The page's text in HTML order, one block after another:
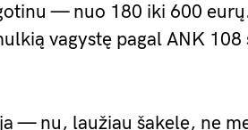
— nuo 180 iki 600
vagystę pagal ANK
— nu, laužiau šakelę, ne